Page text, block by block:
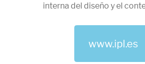
interna del diseño y el
www.ipl.es